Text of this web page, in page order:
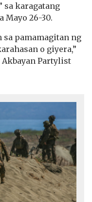
sa karagatang
Mayo 26-30.
sa pamamagitan ng
o giyera,”
Partylist